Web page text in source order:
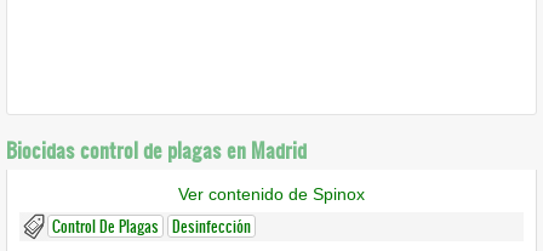
Biocidas control de plagas en Madrid
Ver contenido de Spinox
Control De Plagas Desinfección